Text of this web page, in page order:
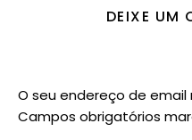
DEIXE UM
O seu endereço de email
Campos obrigatórios